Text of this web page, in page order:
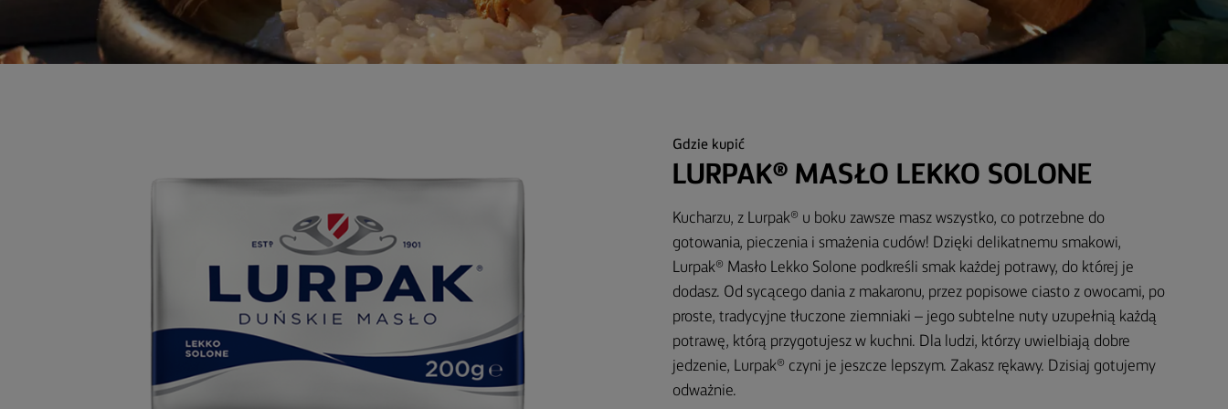
Gdzie kupić
LURPAK® MASŁO LEKKO SOLONE
Kucharzu, z Lurpak® u boku zawsze masz wszystko, co potrzebne do
gotowania, pieczenia i smażenia cudów! Dzięki delikatnemu smakowi,
Lurpak® Masło Lekko Solone podkreśli smak każdej potrawy, do której je
dodasz. Od sycącego dania z makaronu, przez popisowe ciasto z owocami, po
proste, tradycyjne tłuczone ziemniaki – jego subtelne nuty uzupełnią każdą
potrawę, którą przygotujesz w kuchni. Dla ludzi, którzy uwielbiają dobre
jedzenie, Lurpak® czyni je jeszcze lepszym. Zakasz rękawy. Dzisiaj gotujemy
odważnie.